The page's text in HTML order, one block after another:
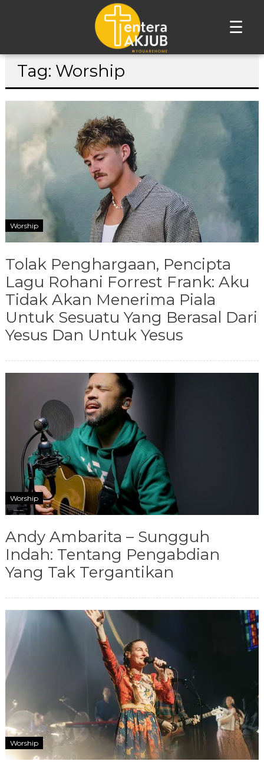
☰
Lompat
Tag: Worship
Worship
Tolak Penghargaan, Pencipta
Lagu Rohani Forrest Frank: Aku
Tidak Akan Menerima Piala
Untuk Sesuatu Yang Berasal Dari
Yesus Dan Untuk Yesus
Worship
Andy Ambarita – Sungguh
Indah: Tentang Pengabdian
Yang Tak Tergantikan
Worship